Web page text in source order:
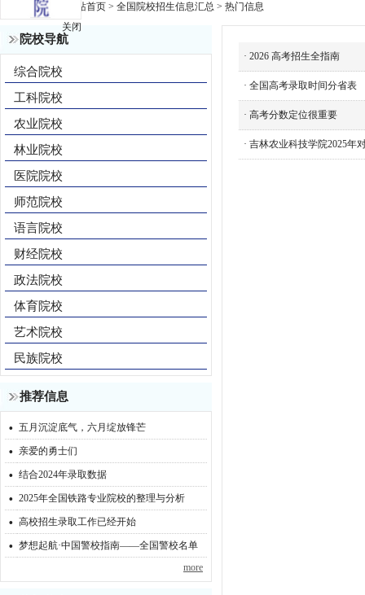
当前位置： 网站首页 > 全国院校招生信息汇总 > 热门信息
院校导航
综合院校
工科院校
农业院校
林业院校
医院院校
师范院校
语言院校
财经院校
政法院校
体育院校
艺术院校
民族院校
推荐信息
· 五月沉淀底气，六月绽放锋芒
· 亲爱的勇士们
· 结合2024年录取数据
· 2025年全国铁路专业院校的整理与分析
· 高校招生录取工作已经开始
· 梦想起航·中国警校指南——全国警校名单
more
· 2026 高考招生全指南
· 全国高考录取时间分省表
· 高考分数定位很重要
· 吉林农业科技学院2025年
关闭